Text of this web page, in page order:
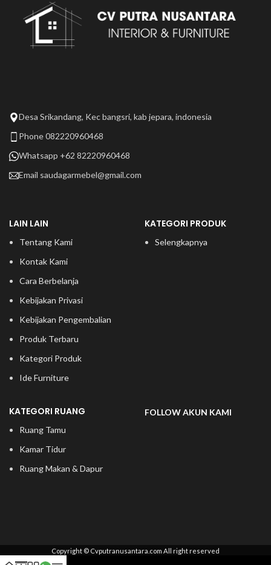
Desa Srikandang, Kec bangsri, kab jepara, indonesia
Phone 082220960468
Whatsapp +62 82220960468
Email saudagarmebel@gmail.com
LAIN LAIN
Tentang Kami
Kontak Kami
Cara Berbelanja
Kebijakan Privasi
Kebijakan Pengembalian
Produk Terbaru
Kategori Produk
Ide Furniture
KATEGORI PRODUK
Selengkapnya
KATEGORI RUANG
Ruang Tamu
Kamar Tidur
Ruang Makan & Dapur
FOLLOW AKUN KAMI
Copyright © Cvputranusantara.com All right reserved